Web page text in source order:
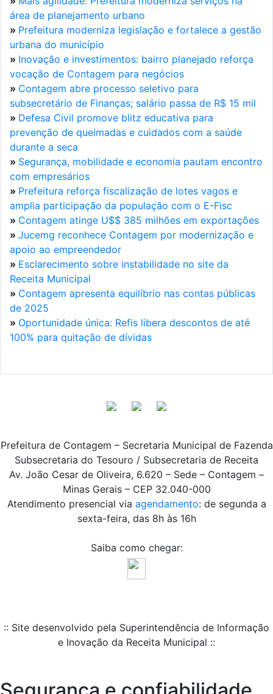
área de planejamento urbano
» Prefeitura moderniza legislação e fortalece a gestão
urbana do município
» Inovação e investimentos: bairro planejado reforça
vocação de Contagem para negócios
» Contagem abre processo seletivo para
subsecretário de Finanças; salário passa de R$ 15 mil
» Defesa Civil promove blitz educativa para
prevenção de queimadas e cuidados com a saúde
durante a seca
» Segurança, mobilidade e economia pautam encontro
com empresários
» Prefeitura reforça fiscalização de lotes vagos e
amplia participação da população com o E-Fisc
» Contagem atinge U$$ 385 milhões em exportações
» Jucemg reconhece Contagem por modernização e
apoio ao empreendedor
» Esclarecimento sobre instabilidade no site da
Receita Municipal
» Contagem apresenta equilíbrio nas contas públicas
de 2025
» Oportunidade única: Refis libera descontos de até
100% para quitação de dívidas
Prefeitura de Contagem – Secretaria Municipal de Fazenda
Subsecretaria do Tesouro / Subsecretaria de Receita
Av. João Cesar de Oliveira, 6.620 – Sede – Contagem –
Minas Gerais – CEP 32.040-000
Atendimento presencial via agendamento: de segunda a
sexta-feira, das 8h às 16h
Saiba como chegar:
:: Site desenvolvido pela Superintendência de Informação
e Inovação da Receita Municipal ::